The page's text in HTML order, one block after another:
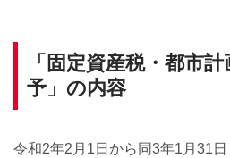
「固定資産税・都市
予」の内容
令和2年2月1日から同3年1月31